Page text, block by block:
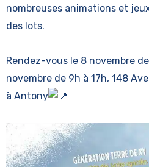
nombreuses animations et
des lots.
Rendez-vous le 8 novembre
novembre de 9h à 17h, 148
à Antony